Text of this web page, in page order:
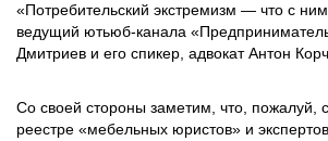
«Потребительский экстремизм — что с
ведущий ютьюб-канала
Дмитриев и его спикер, адвокат Антон
Со своей стороны заметим, что, пожалуй,
реестре «мебельных юристов» и